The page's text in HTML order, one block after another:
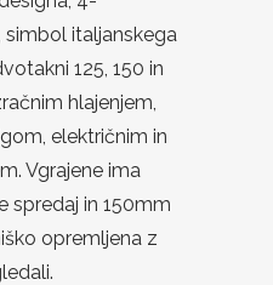
simbol italjanskega
125, 150 in
hlajenjem,
električnim in
Vgrajene ima
spredaj in 150mm
opremljena z